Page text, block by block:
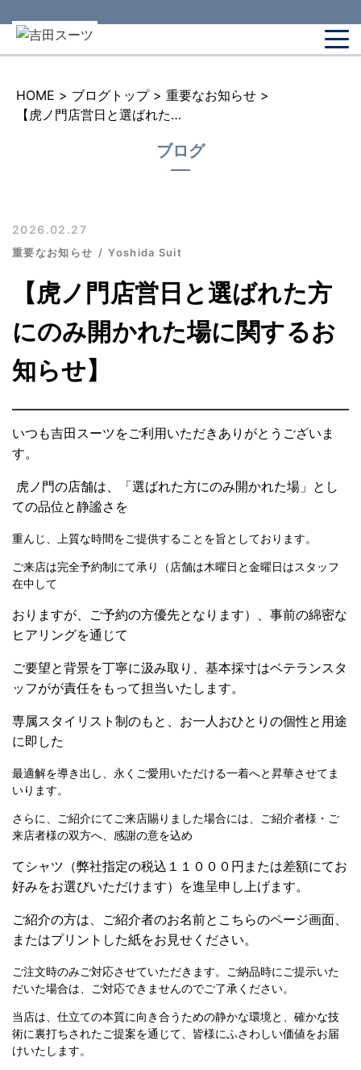
HOME > ブログトップ > 重要なお知らせ >
【虎ノ門店営日と選ばれた方にのみ開かれた場に関するお知らせ】
ブログ
2026.02.27
重要なお知らせ Yoshida Suit
【虎ノ門店営日と選ばれた方
にのみ開かれた場に関するお
知らせ】
いつも吉田スーツをご利用いただきありがとうございま
す。
虎ノ門の店舗は、「選ばれた方にのみ開かれた場」とし
ての品位と静謐さを
重んじ、上質な時間をご提供することを旨としております。
ご来店は完全予約制にて承り（店舗は木曜日と金曜日はスタッフ
在中して
おりますが、ご予約の方優先となります）、事前の綿密な
ヒアリングを通じて
ご要望と背景を丁寧に汲み取り、基本採寸はベテランスタ
ッフがが責任をもって担当いたします。
専属スタイリスト制のもと、お一人おひとりの個性と用途
に即した
最適解を導き出し、永くご愛用いただける一着へと昇華させてま
いります。
さらに、ご紹介にてご来店賜りました場合には、ご紹介者様・ご
来店者様の双方へ、感謝の意を込め
てシャツ（弊社指定の税込１１０００円または差額にてお
好みをお選びいただけます）を進呈申し上げます。
ご紹介の方は、ご紹介者のお名前とこちらのページ画面、
またはプリントした紙をお見せください。
ご注文時のみご対応させていただきます。ご納品時にご提示いた
だいた場合は、ご対応できませんのでご了承ください。
当店は、仕立ての本質に向き合うための静かな環境と、確かな技
術に裏打ちされたご提案を通じて、皆様にふさわしい価値をお届
けいたします。